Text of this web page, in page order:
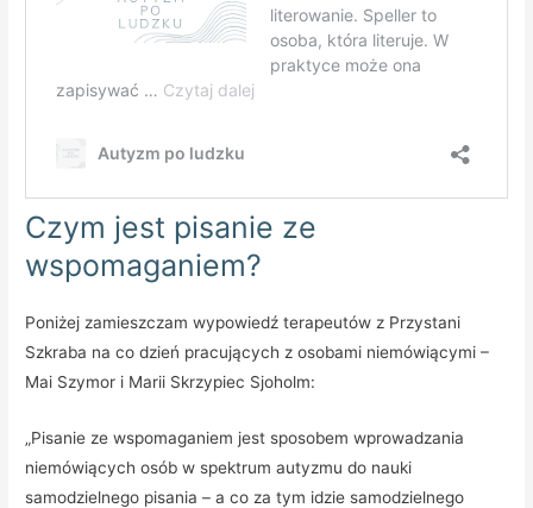
Czym jest pisanie ze
wspomaganiem?
Poniżej zamieszczam wypowiedź terapeutów z Przystani
Szkraba na co dzień pracujących z osobami niemówiącymi –
Mai Szymor i Marii Skrzypiec Sjoholm:
„Pisanie ze wspomaganiem jest sposobem wprowadzania
niemówiących osób w spektrum autyzmu do nauki
samodzielnego pisania – a co za tym idzie samodzielnego